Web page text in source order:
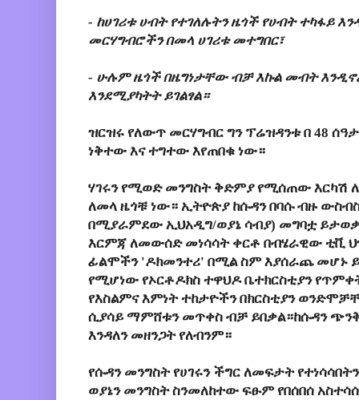
- ከሀገሪቱ ሀብት የተገለሉትን ዜጎች የሀብት ተካፋይ
መርሃግብሮችን በመላ ሀገሪቱ መተግበር፣
- ሁሉም ዜጎች በዜግነታቸው ብቻ እኩል መብት
እንደሚያካትት ይገልፃል።
ዝርዝሩ የለውጥ መርሃግብር ግን ፕሬዝዳንቱ በ 48
ነቅተው እና ተግተው እየጠበቁ ነው።
ሃገሩን የሚወድ መንግስት ቅድምያ የሚሰጠው እርካሽ
ለመላ ዜጎቹ ነው። ኢትዮጵያ ከሱዳን በባሱ ብዙ
በሚያራምደው ኢህአዲግ/ወያኔ ሳብያ) መግባቷ
እርምጃ ለመውሰድ መነሳሳት ቀርቶ በብሄራዊው ቲቪ
ፊልሞችን 'ዶክመንተሪ' በሚል ስም እያሰራጨ መሆኑ
የሚሆነው የኦርቶዶክስ ተዋህዶ ቤተክርስቲያን
የእስልምና እምነት ተከታዮችን በክርስቲያን
ሲያሳይ ማምሸቱን መጥቀስ ብቻ ይበቃል።ከሱዳን
እንዳለን መዘንጋት የለብንም።
የሱዳን መንግስት የሀገሩን ችግር ለመፍታት
ወያኔን መንግስት ስንመለከተው ፍፁም የበሰበሰ